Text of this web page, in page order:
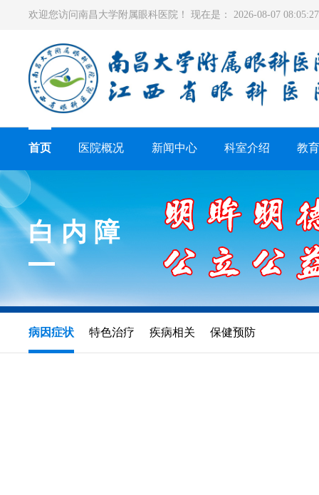
欢迎您访问南昌大学附属眼科医院！ 现在是： 2026-08-07
首页 医院概况 新闻中心 科室介绍 教
白内障
病因症状 特色治疗 疾病相关 保健预防